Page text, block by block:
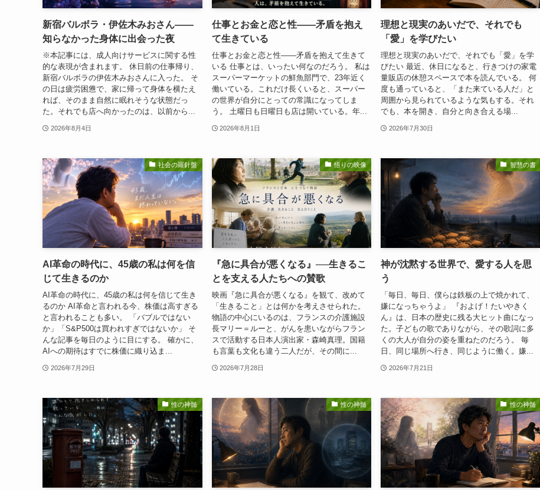
新宿バルボラ・伊佐木みおさん――
知らなかった身体に出会った夜
※本記事には、成人向けサービスに関する性
的な表現が含まれます。 休日前の仕事帰り、
新宿バルボラの伊佐木みおさんに入った。 そ
の日は疲労困憊で、家に帰って身体を横たえ
れば、そのまま自然に眠れそうな状態だっ
た。それでも店へ向かったのは、以前から...
2026年8月4日
仕事とお金と恋と性——矛盾を抱え
て生きている
仕事とお金と恋と性——矛盾を抱えて生きて
いる 仕事とは、いったい何なのだろう。 私は
スーパーマーケットの鮮魚部門で、23年近く
働いている。これだけ長くいると、スーパー
の世界が自分にとっての常識になってしま
う。 土曜日も日曜日も店は開いている。年...
2026年8月1日
理想と現実のあいだで、それでも
「愛」を学びたい
理想と現実のあいだで、それでも「愛」を学
びたい 最近、休日になると、行きつけの家電
量販店の休憩スペースで本を読んでいる。 何
度も通っていると、「また来ている人だ」と
周囲から見られているような気もする。それ
でも、本を開き、自分と向き合える場...
2026年7月30日
社会の羅針盤
AI革命の時代に、45歳の私は何を信
じて生きるのか
AI革命の時代に、45歳の私は何を信じて生き
るのか AI革命と言われる今、株価は高すぎる
と言われることも多い。 「バブルではない
か」「S&P500は買われすぎではないか」 そ
んな記事を毎日のように目にする。 確かに、
AIへの期待はすでに株価に織り込ま...
2026年7月29日
悟りの映像
『急に具合が悪くなる』──生きるこ
とを支える人たちへの賛歌
映画『急に具合が悪くなる』を観て、改めて
「生きること」とは何かを考えさせられた。
物語の中心にいるのは、フランスの介護施設
長マリー＝ルーと、がんを患いながらフラン
スで活動する日本人演出家・森崎真理。国籍
も言葉も文化も違う二人だが、その間に...
2026年7月28日
智慧の書
神が沈黙する世界で、愛する人を思
う
「毎日、毎日、僕らは鉄板の上で焼かれて、
嫌になっちゃうよ」 『およげ！たいやきく
ん』は、日本の歴史に残る大ヒット曲になっ
た。子どもの歌でありながら、その歌詞に多
くの大人が自分の姿を重ねたのだろう。 毎
日、同じ場所へ行き、同じように働く。嫌...
2026年7月21日
性の神髄 性の神髄 性の神髄